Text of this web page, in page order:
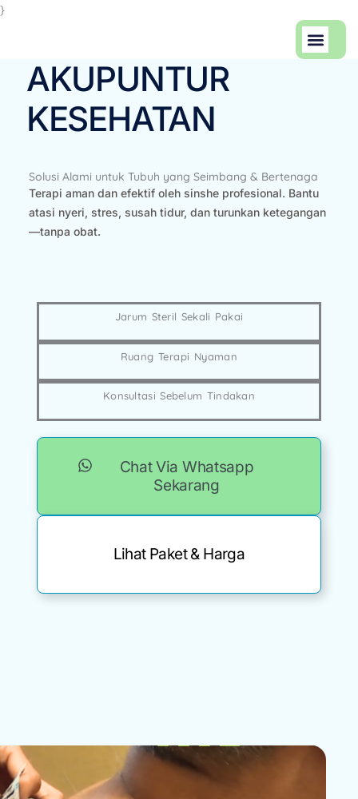
}Skip
AKUPUNTUR
KESEHATAN
Solusi Alami untuk Tubuh yang Seimbang & Bertenaga
Terapi aman dan efektif oleh sinshe profesional. Bantu
atasi nyeri, stres, susah tidur, dan turunkan ketegangan
—tanpa obat.
Jarum Steril Sekali Pakai
Ruang Terapi Nyaman
Konsultasi Sebelum Tindakan
Chat Via Whatsapp
Sekarang
Lihat Paket & Harga